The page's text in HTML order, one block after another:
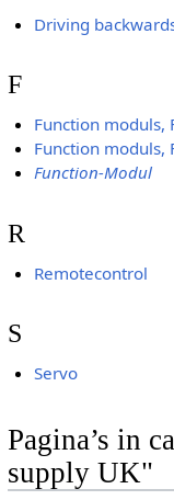
Driving
F
Function moduls,
Function moduls,
Function-Modul
R
Remotecontrol
S
Servo
Pagina’s in
supply UK"